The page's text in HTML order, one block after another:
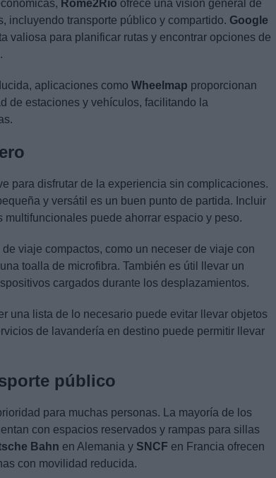
Rome2Rio ofrece una visión general de
incluyendo transporte público y compartido. Google
valiosa para planificar rutas y encontrar opciones de
aplicaciones como Wheelmap proporcionan
de estaciones y vehículos, facilitando la
para disfrutar de la experiencia sin complicaciones.
y versátil es un buen punto de partida. Incluir
puede ahorrar espacio y peso.
viaje compactos, como un neceser de viaje con
toalla de microfibra. También es útil llevar un
cargados durante los desplazamientos.
una lista de lo necesario puede evitar llevar objetos
de lavandería en destino puede permitir llevar
público
para muchas personas. La mayoría de los
con espacios reservados y rampas para sillas
Bahn en Alemania y SNCF en Francia ofrecen
con movilidad reducida.